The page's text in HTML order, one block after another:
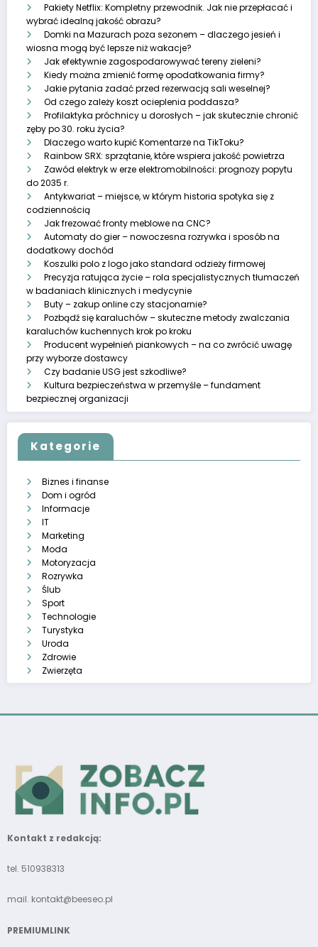
Pakiety Netflix: Kompletny przewodnik. Jak nie przepłacać i
wybrać idealną jakość obrazu?
Domki na Mazurach poza sezonem – dlaczego jesień i
wiosna mogą być lepsze niż wakacje?
Jak efektywnie zagospodarowywać tereny zieleni?
Kiedy można zmienić formę opodatkowania firmy?
Jakie pytania zadać przed rezerwacją sali weselnej?
Od czego zależy koszt ocieplenia poddasza?
Profilaktyka próchnicy u dorosłych – jak skutecznie chronić
zęby po 30. roku życia?
Dlaczego warto kupić Komentarze na TikToku?
Rainbow SRX: sprzątanie, które wspiera jakość powietrza
Zawód elektryk w erze elektromobilności: prognozy popytu
do 2035 r.
Antykwariat – miejsce, w którym historia spotyka się z
codziennością
Jak frezować fronty meblowe na CNC?
Automaty do gier – nowoczesna rozrywka i sposób na
dodatkowy dochód
Koszulki polo z logo jako standard odzieży firmowej
Precyzja ratująca życie – rola specjalistycznych tłumaczeń
w badaniach klinicznych i medycynie
Buty – zakup online czy stacjonarnie?
Pozbądź się karaluchów – skuteczne metody zwalczania
karaluchów kuchennych krok po kroku
Producent wypełnień piankowych – na co zwrócić uwagę
przy wyborze dostawcy
Czy badanie USG jest szkodliwe?
Kultura bezpieczeństwa w przemyśle – fundament
bezpiecznej organizacji
Kategorie
Biznes i finanse
Dom i ogród
Informacje
IT
Marketing
Moda
Motoryzacja
Rozrywka
Ślub
Sport
Technologie
Turystyka
Uroda
Zdrowie
Zwierzęta
Kontakt z redakcją:
tel. 510938313
mail. kontakt@beeseo.pl
PREMIUMLINK